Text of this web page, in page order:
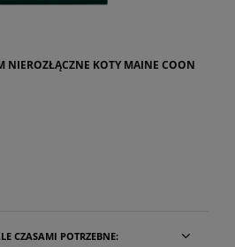
NIEROZŁĄCZNE KOTY MAINE COON
CZASAMI POTRZEBNE: